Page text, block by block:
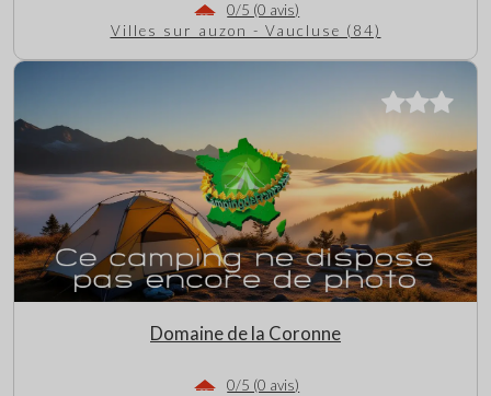
0/5 (0 avis)
Villes sur auzon - Vaucluse (84)
Domaine de la Coronne
0/5 (0 avis)